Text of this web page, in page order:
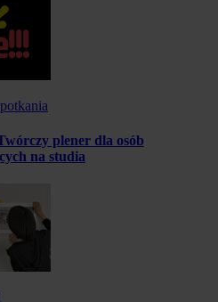
plener dla osób
na studia